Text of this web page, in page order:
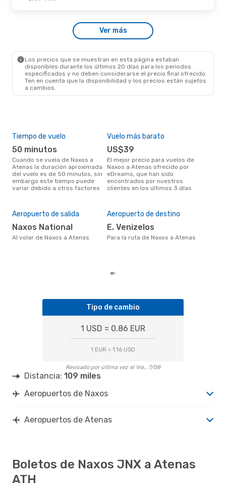
- Lun., 31 De Ago.
Directo
Ver más
Los precios que se muestran en esta página estaban
disponibles durante los últimos 20 días para los periodos
especificados y no deben considerarse el precio final ofrecido.
Ten en cuenta que la disponibilidad y los precios están sujetos
a cambios.
Tiempo de vuelo
50 minutos
Cuando se vuela de Naxos a
Atenas la duración aproximada
del vuelo es de 50 minutos, sin
embargo este tiempo puede
variar debido a otros factores
Vuelo más barato
US$39
El mejor precio para vuelos de
Naxos a Atenas ofrecido por
eDreams, que han sido
encontrados por nuestros
clientes en los últimos 3 días
Aeropuerto de salida
Naxos National
Al volar de Naxos a Atenas
Aeropuerto de destino
E. Venizelos
Para la ruta de Naxos a Atenas
Tipo de cambio
1 USD = 0.86 EUR
1 EUR = 1.16 USD
Revisado por última vez el Vie., 7/08
Distancia: 109 miles
Aeropuertos de Naxos
Aeropuertos de Atenas
Boletos de Naxos JNX a Atenas
ATH